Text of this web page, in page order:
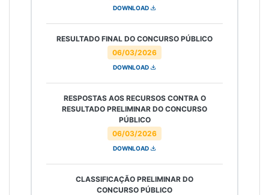
DOWNLOAD
06/03/2026
RESULTADO FINAL DO CONCURSO PÚBLICO
DOWNLOAD
06/03/2026
RESPOSTAS AOS RECURSOS CONTRA O
RESULTADO PRELIMINAR DO CONCURSO
PÚBLICO
DOWNLOAD
CLASSIFICAÇÃO PRELIMINAR DO
CONCURSO PÚBLICO